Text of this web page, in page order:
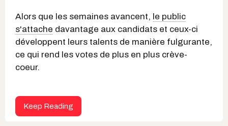
Alors que les semaines avancent, le public
s'attache davantage aux candidats et ceux-ci
développent leurs talents de manière fulgurante,
ce qui rend les votes de plus en plus crève-
coeur.
Keep Reading